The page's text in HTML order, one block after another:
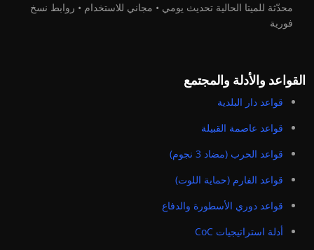
محدّثة للميتا الحالية تحديث يومي • مجاني للاستخدام • روابط نسخ
فورية
القواعد والأدلة والمجتمع
قواعد دار البلدية
قواعد عاصمة القبيلة
قواعد الحرب (مضاد 3 نجوم)
قواعد الفارم (حماية اللوت)
قواعد دوري الأسطورة والدفاع
أدلة استراتيجيات CoC